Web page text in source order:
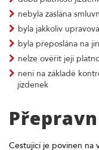
nebyla zaslána
byla jakkoliv
byla přeposlána na
nelze ověřit její
není na základě
jízdenek
Cestující je povinen na